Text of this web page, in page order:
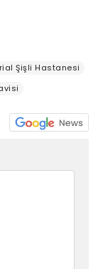
Şişli Hastanesi